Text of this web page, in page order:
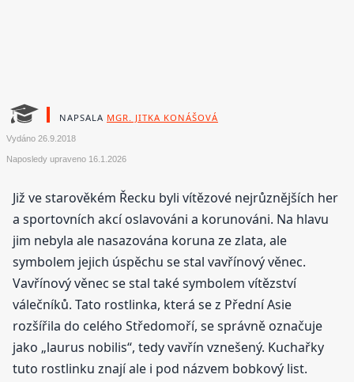
NAPSALA MGR. JITKA KONÁŠOVÁ
Vydáno 26.9.2018
Naposledy upraveno 16.1.2026
Již ve starověkém Řecku byli vítězové nejrůznějších her
a sportovních akcí oslavováni a korunováni. Na hlavu
jim nebyla ale nasazována koruna ze zlata, ale
symbolem jejich úspěchu se stal vavřínový věnec.
Vavřínový věnec se stal také symbolem vítězství
válečníků. Tato rostlinka, která se z Přední Asie
rozšířila do celého Středomoří, se správně označuje
jako „laurus nobilis“, tedy vavřín vznešený. Kuchařky
tuto rostlinku znají ale i pod názvem bobkový list.